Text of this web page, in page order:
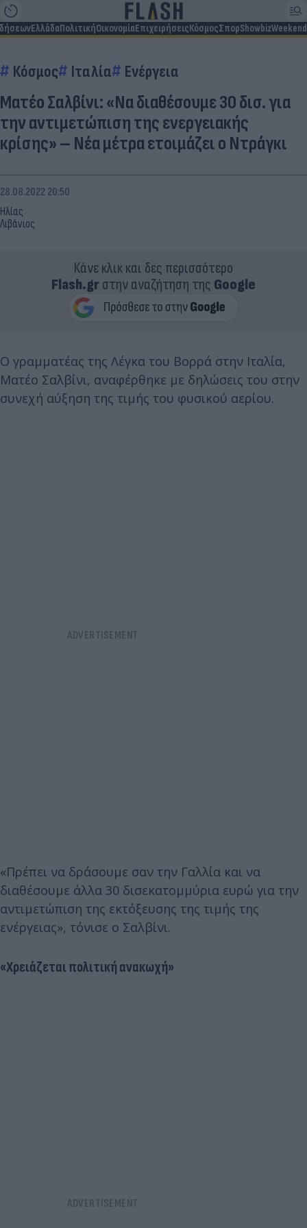
ΕλλάδαΠολιτικήΟικονομίαΕπιχειρήσειςΚόσμοςΣπορShowbizWeekend
Κόσμος Ιταλία Ενέργεια
Ματέο Σαλβίνι: «Να διαθέσουμε 30 δισ. για
την αντιμετώπιση της ενεργειακής
κρίσης» – Νέα μέτρα ετοιμάζει ο Ντράγκι
Ηλίας
Λιβάνιος
28.08.2022 20:50
Κάνε κλικ και δες περισσότερο
Flash.grστην αναζήτηση της Google
Ο γραμματέας της Λέγκα του Βορρά στην Ιταλία,
Ματέο Σαλβίνι, αναφέρθηκε με δηλώσεις του στην
συνεχή αύξηση της τιμής του φυσικού αερίου.
«Πρέπει να δράσουμε σαν την Γαλλία και να
διαθέσουμε άλλα 30 δισεκατομμύρια ευρώ για την
αντιμετώπιση της εκτόξευσης της τιμής της
ενέργειας», τόνισε ο Σαλβίνι.
«Χρειάζεται πολιτική ανακωχή»